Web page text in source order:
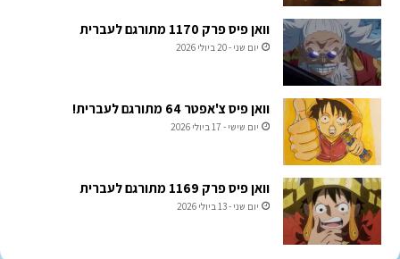
וואן פיס פרק 1170 מתורגם לעברית
יום שני - 20 ביולי 2026
וואן פיס צ'אפטר 64 מתורגם לעברית!
יום שישי - 17 ביולי 2026
וואן פיס פרק 1169 מתורגם לעברית
יום שני - 13 ביולי 2026